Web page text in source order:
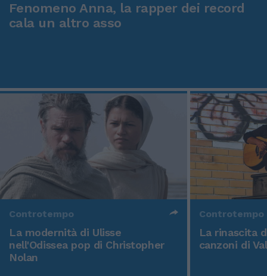
Fenomeno Anna, la rapper dei record
cala un altro asso
Controtempo
La modernità di Ulisse
nell'Odissea pop di Christopher
Nolan
Controtempo
La rinascita
canzoni di